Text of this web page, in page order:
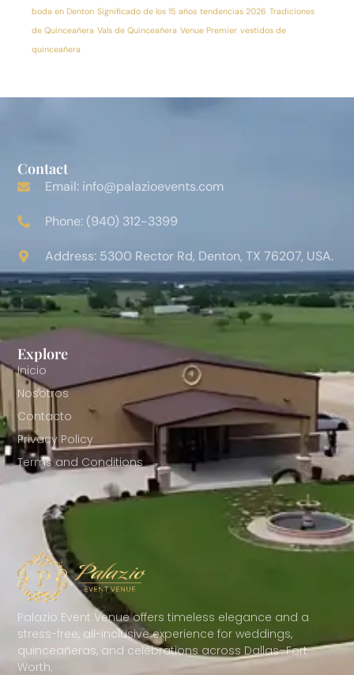
boda en Denton Significado de los 15 años tendencias 2026 Tradiciones
de Quinceañera Vals de Quinceañera Venue Premier vestidos de
quinceañera
Palazio Event Venue offers timeless elegance and a
stress-free, all-inclusive experience for weddings,
quinceañeras, and celebrations across Dallas–Fort
Worth.
Explore
Inicio
Nosotros
Contacto
Privacy Policy
Terms and Conditions
Contact
Email: info@palazioevents.com
Phone: (940) 312-3399
Address: 5300 Rector Rd, Denton, TX 76207, USA.